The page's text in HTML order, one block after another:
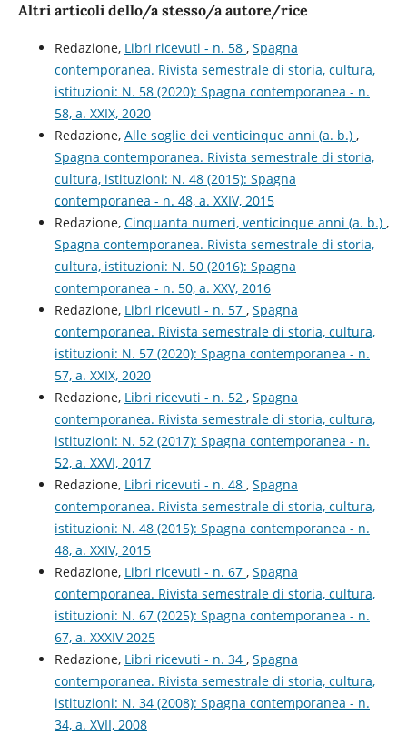
Altri articoli dello/a stesso/a autore/rice
Redazione, Libri ricevuti - n. 58 , Spagna
contemporanea. Rivista semestrale di storia, cultura,
istituzioni: N. 58 (2020): Spagna contemporanea - n.
58, a. XXIX, 2020
Redazione, Alle soglie dei venticinque anni (a. b.) ,
Spagna contemporanea. Rivista semestrale di storia,
cultura, istituzioni: N. 48 (2015): Spagna
contemporanea - n. 48, a. XXIV, 2015
Redazione, Cinquanta numeri, venticinque anni (a. b.) ,
Spagna contemporanea. Rivista semestrale di storia,
cultura, istituzioni: N. 50 (2016): Spagna
contemporanea - n. 50, a. XXV, 2016
Redazione, Libri ricevuti - n. 57 , Spagna
contemporanea. Rivista semestrale di storia, cultura,
istituzioni: N. 57 (2020): Spagna contemporanea - n.
57, a. XXIX, 2020
Redazione, Libri ricevuti - n. 52 , Spagna
contemporanea. Rivista semestrale di storia, cultura,
istituzioni: N. 52 (2017): Spagna contemporanea - n.
52, a. XXVI, 2017
Redazione, Libri ricevuti - n. 48 , Spagna
contemporanea. Rivista semestrale di storia, cultura,
istituzioni: N. 48 (2015): Spagna contemporanea - n.
48, a. XXIV, 2015
Redazione, Libri ricevuti - n. 67 , Spagna
contemporanea. Rivista semestrale di storia, cultura,
istituzioni: N. 67 (2025): Spagna contemporanea - n.
67, a. XXXIV 2025
Redazione, Libri ricevuti - n. 34 , Spagna
contemporanea. Rivista semestrale di storia, cultura,
istituzioni: N. 34 (2008): Spagna contemporanea - n.
34, a. XVII, 2008